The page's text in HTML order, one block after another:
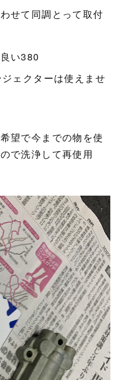
せて同調とって取付
い380
ェクターは使えませ
望で今までの物を使
で洗浄して再使用